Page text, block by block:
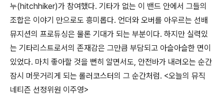
누(hitchhiker)가 참여했다. 기타가 없는 이 밴드 안에서 그들의
조합은 이야기 만으로도 흥미롭다. 언더와 오버를 아우르는 선배
뮤지션의 프로듀싱은 물론 기대가 되는 부분이다. 하지만 실력있
는 기타리스트로서의 존재감은 그만큼 부담되고 아슬아슬한 면이
있었다. 마치 좋아할 것을 뻔히 알면서도, 안전바가 내려오는 순간
잠시 머뭇거리게 되는 롤러코스터의 그 순간처럼. <오늘의 뮤직
네티즌 선정위원 이주영>